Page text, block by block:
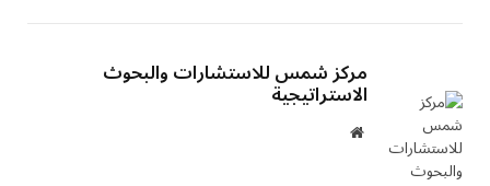
مركز شمس للاستشارات والبحوث
الاستراتيجية
موقع